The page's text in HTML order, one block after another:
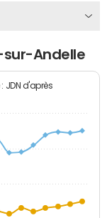
sur-Andelle
JDN d'après